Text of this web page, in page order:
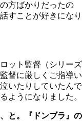
方ばかりだったの
すことが好きになり
ット監督（シリーズ
督に厳しくご指導い
いたりしていたんで
ようになりました。
と。『ドンブラ』の